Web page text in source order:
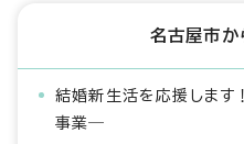
名古屋市か
結婚新生活を応援しま
事業―